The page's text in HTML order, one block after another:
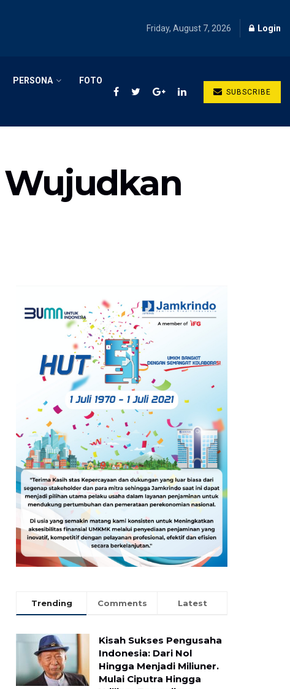
Friday, August 7, 2026 Login
PERSONA FOTO
SUBSCRIBE
Trending Comments Latest
Kisah Sukses Pengusaha
Indonesia: Dari Nol
Hingga Menjadi Miliuner.
Mulai Ciputra Hingga